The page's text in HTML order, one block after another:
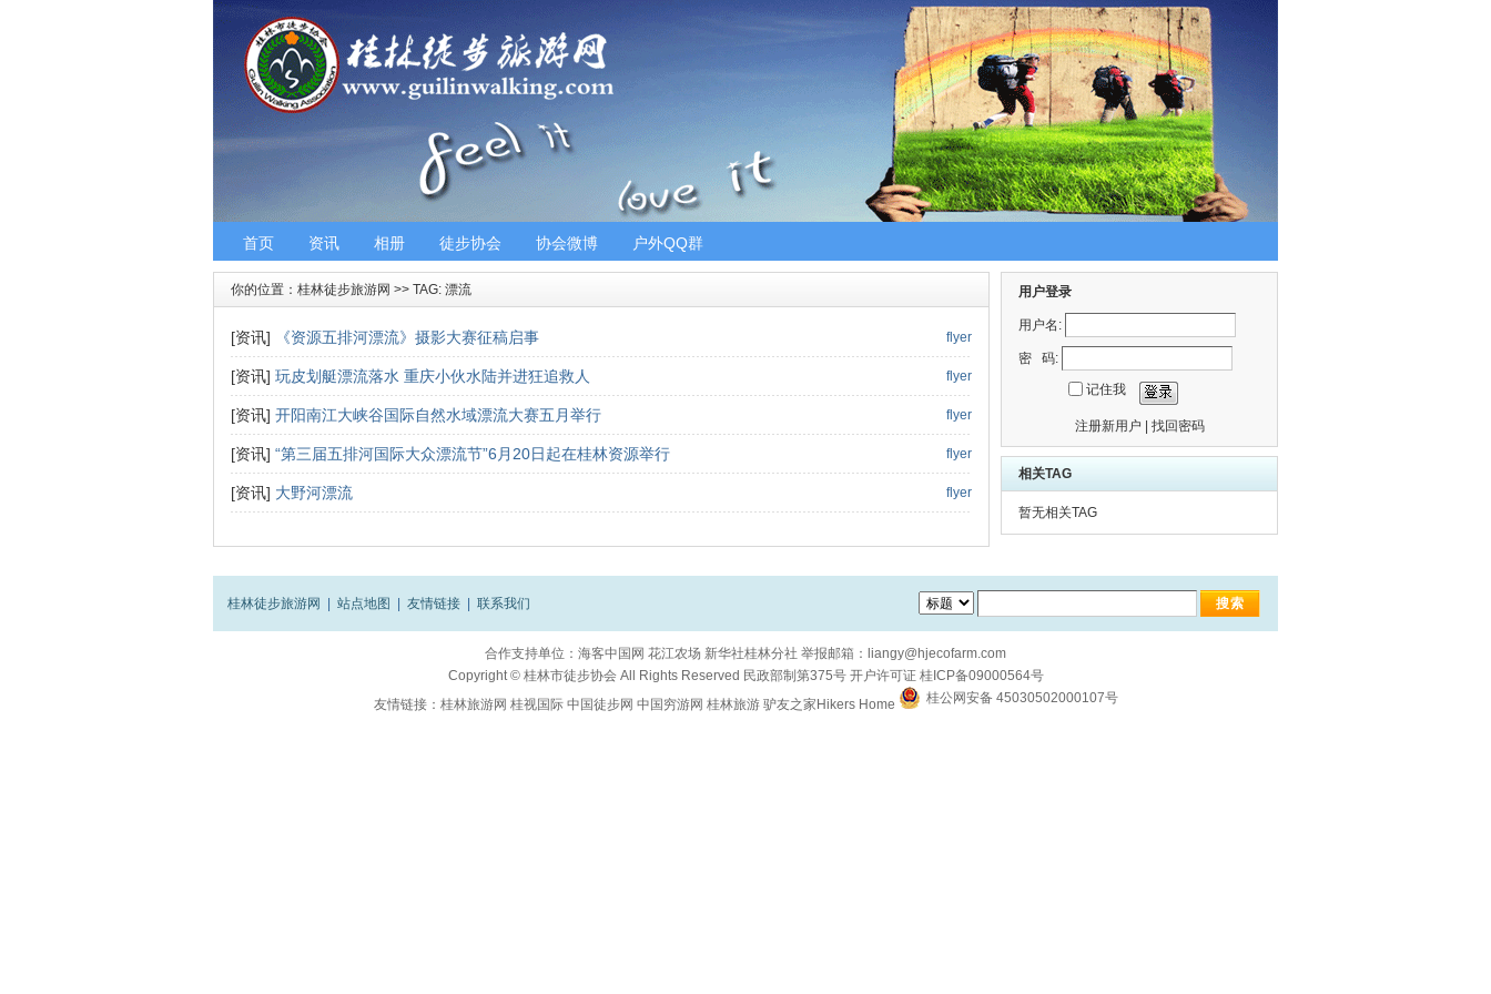
首页 资讯 相册 徒步协会 协会微博 户外QQ群
你的位置： 桂林徒步旅游网 >> TAG: 漂流
flyer
[资讯] 《资源五排河漂流》摄影大赛征稿启事
flyer
[资讯] 玩皮划艇漂流落水 重庆小伙水陆并进狂追救人
flyer
[资讯] 开阳南江大峡谷国际自然水域漂流大赛五月举行
flyer
[资讯] “第三届五排河国际大众漂流节”6月20日起在桂林资源举行
flyer
[资讯] 大野河漂流
用户登录
用户名:
密 码:
记住我
注册新用户 找回密码
相关TAG
暂无相关TAG
桂林徒步旅游网 站点地图 友情链接 联系我们
合作支持单位： 海客中国网 花江农场 新华社桂林分社 举报邮箱： liangy@hjecofarm.com
Copyright © 桂林市徒步协会All Rights Reserved 民政部制第375号 开户许可证 桂ICP备09000564号
友情链接： 桂林旅游网 桂视国际 中国徒步网 中国穷游网 桂林旅游 驴友之家Hikers Home 桂公网安备 45030502000107号